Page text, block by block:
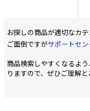
応周波数 10～
3224MHz 4K8K対応 ・
材質 本体:黄銅,ニッケル
メッキ リング:アルミ合
用: 3C-FB, 3C-2V, 3C-
2B, 3C-FV 4C用: S-4C-
FB,4C-FV,4C-2B 5C用: S-
お探しの商品が適切なカ
ご面倒ですがサポートセ
商品検索しやすくなるよ
りますので、ぜひご理解